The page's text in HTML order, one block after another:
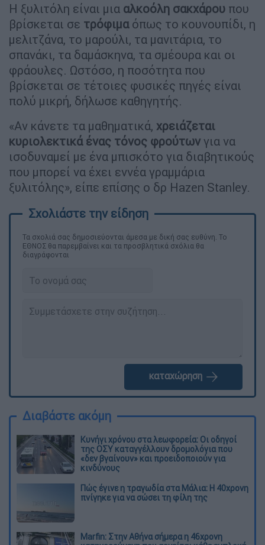
Η ξυλιτόλη είναι μια αλκοόλη σακχάρου που
βρίσκεται σε τρόφιμαόπως το κουνουπίδι, η
μελιτζάνα, το μαρούλι, τα μανιτάρια, το
σπανάκι, τα δαμάσκηνα, τα σμέουρα και οι
φράουλες. Ωστόσο, η ποσότητα που
βρίσκεται σε τέτοιες φυσικές πηγές είναι
πολύ μικρή, δήλωσε καθηγητής.
«Αν κάνετε τα μαθηματικά, χρειάζεται
κυριολεκτικά ένας τόνος φρούτων για να
ισοδυναμεί με ένα μπισκότο για διαβητικούς
που μπορεί να έχει εννέα γραμμάρια
ξυλιτόλης», είπε επίσης o δρ Hazen Stanley.
Τα σχολιά σας δημοσιεύονται άμεσα με δική σας ευθύνη. Το
ΕΘΝΟΣ θα παρεμβαίνει και τα προσβλητικά σχόλια θα
διαγράφονται
καταχώρηση
Διαβάστε ακόμη
Κυνήγι χρόνου στα λεωφορεία: Οι οδηγοί
της ΟΣΥ καταγγέλλουν δρομολόγια που
«δεν βγαίνουν» και προειδοποιούν για
κινδύνους
Πώς έγινε η τραγωδία στα Μάλια: Η 40χρονη
πνίγηκε για να σώσει τη φίλη της
Marfin: Στην Αθήνα σήμερα η 46χρονη